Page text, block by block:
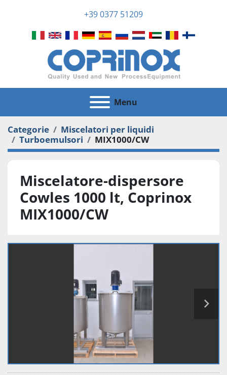
+39 0377 51209
Menu
Categorie
Miscelatori per liquidi
Turboemulsori
MIX1000/CW
Miscelatore-dispersore
Cowles 1000 lt, Coprinox
MIX1000/CW